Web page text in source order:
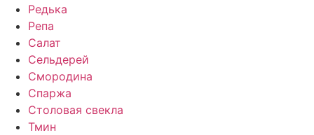
Редька
Репа
Салат
Сельдерей
Смородина
Спаржа
Столовая свекла
Тмин